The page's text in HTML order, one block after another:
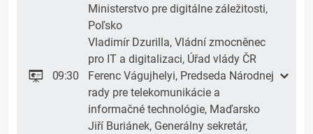
09:30
Ministerstvo pre digitálne záležitosti,
Poľsko
Vladimír Dzurilla, Vládní zmocněnec
pro IT a digitalizaci, Úřad vlády ČR
Ferenc Vágujhelyi, Predseda Národnej
rady pre telekomunikácie a
informačné technológie, Maďarsko
Jiří Buriánek, Generálny sekretár,